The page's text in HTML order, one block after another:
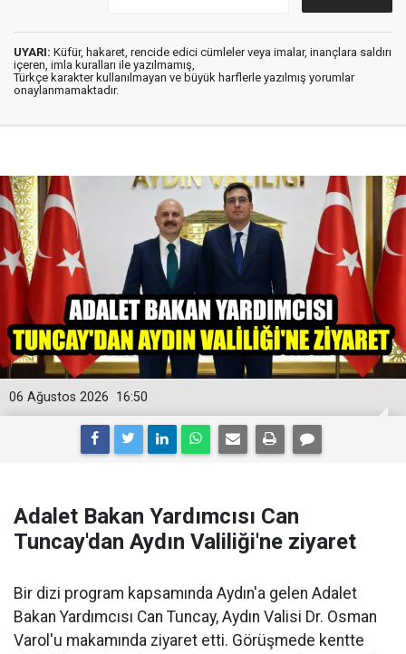
UYARI: Küfür, hakaret, rencide edici cümleler veya imalar, inançlara saldırı
içeren, imla kuralları ile yazılmamış,
Türkçe karakter kullanılmayan ve büyük harflerle yazılmış yorumlar
onaylanmamaktadır.
16:50
06 Ağustos 2026
Adalet Bakan Yardımcısı Can
Tuncay'dan Aydın Valiliği'ne ziyaret
Bir dizi program kapsamında Aydın'a gelen Adalet
Bakan Yardımcısı Can Tuncay, Aydın Valisi Dr. Osman
Varol'u makamında ziyaret etti. Görüşmede kentte